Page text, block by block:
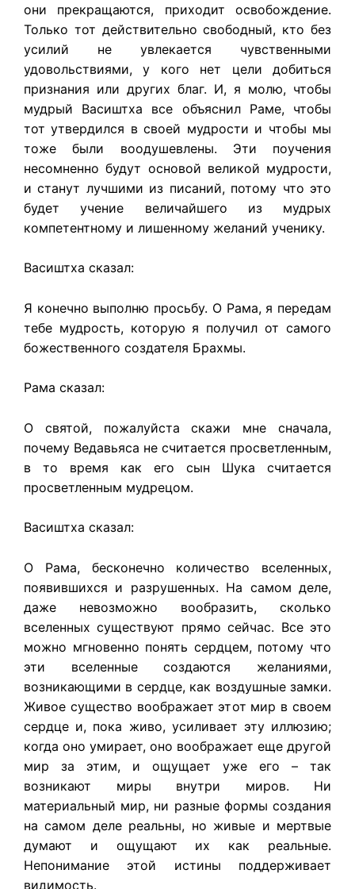
они прекращаются, приходит освобождение.
Только тот действительно свободный, кто без
усилий не увлекается чувственными
удовольствиями, у кого нет цели добиться
признания или других благ. И, я молю, чтобы
мудрый Васиштха все объяснил Раме, чтобы
тот утвердился в своей мудрости и чтобы мы
тоже были воодушевлены. Эти поучения
несомненно будут основой великой мудрости,
и станут лучшими из писаний, потому что это
будет учение величайшего из мудрых
компетентному и лишенному желаний ученику.
Васиштха сказал:
Я конечно выполню просьбу. О Рама, я передам
тебе мудрость, которую я получил от самого
божественного создателя Брахмы.
Рама сказал:
О святой, пожалуйста скажи мне сначала,
почему Ведавьяса не считается просветленным,
в то время как его сын Шука считается
просветленным мудрецом.
Васиштха сказал:
О Рама, бесконечно количество вселенных,
появившихся и разрушенных. На самом деле,
даже невозможно вообразить, сколько
вселенных существуют прямо сейчас. Все это
можно мгновенно понять сердцем, потому что
эти вселенные создаются желаниями,
возникающими в сердце, как воздушные замки.
Живое существо воображает этот мир в своем
сердце и, пока живо, усиливает эту иллюзию;
когда оно умирает, оно воображает еще другой
мир за этим, и ощущает уже его – так
возникают миры внутри миров. Ни
материальный мир, ни разные формы создания
на самом деле реальны, но живые и мертвые
думают и ощущают их как реальные.
Непонимание этой истины поддерживает
видимость.